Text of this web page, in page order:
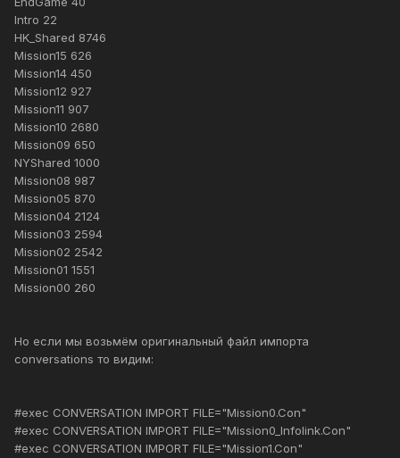
Intro 22
HK_Shared 8746
Mission15 626
Mission14 450
Mission12 927
Mission11 907
Mission10 2680
Mission09 650
NYShared 1000
Mission08 987
Mission05 870
Mission04 2124
Mission03 2594
Mission02 2542
Mission01 1551
Mission00 260
Но если мы возьмём оригинальный файл импорта
conversations то видим:
#exec CONVERSATION IMPORT FILE="Mission0.Con"
#exec CONVERSATION IMPORT FILE="Mission0_Infolink.Con"
#exec CONVERSATION IMPORT FILE="Mission1.Con"